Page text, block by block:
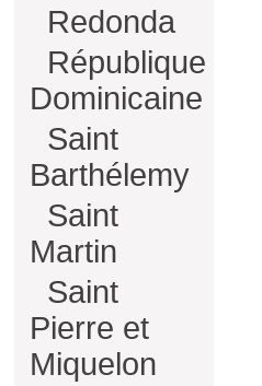
Redonda
République
Dominicaine
Saint
Barthélemy
Saint
Martin
Saint
Pierre et
Miquelon